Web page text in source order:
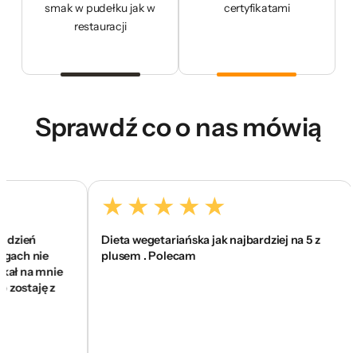
smak w pudełku jak w
restauracji
certyfikatami
Sprawdź co o nas mówią
nie
mnie
z
Dieta wegetariańska jak najbardziej na 5 z
plusem . Polecam